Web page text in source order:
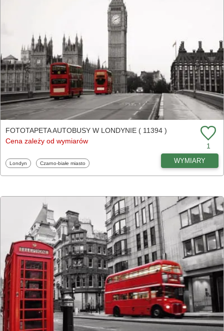
FOTOTAPETA AUTOBUSY W LONDYNIE ( 11394 )
Cena zależy od wymiarów
1
Fototapety
Londyn Fototapety
Czarno-białe miasto WYMIARY